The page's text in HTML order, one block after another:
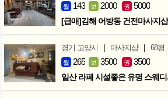
월 143 보 2000 권 5000
[급매]김해 어방동 건전마사지샵
경기 고양시 | 마사지샵 | 68평
월 265 보 3500 권 3500
일산 라페 시설좋은 유명 스웨